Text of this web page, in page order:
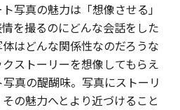
写真の魅力は「想像させる」
を撮るのにどんな会話をした
はどんな関係性なのだろうな
ストーリーを想像してもらえ
真の醍醐味。写真にストーリ
の魅力へとより近づけること